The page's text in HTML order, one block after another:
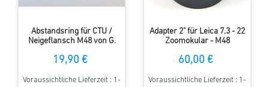
Abstandsring für CTU /
Neigeflansch M48 von G.
19,90 €
Voraussichtliche Lieferzeit : 1-
Adapter 2" für Leica 7,3 - 22
Zoomokular - M48
60,00 €
Voraussichtliche Lieferzeit : 1-